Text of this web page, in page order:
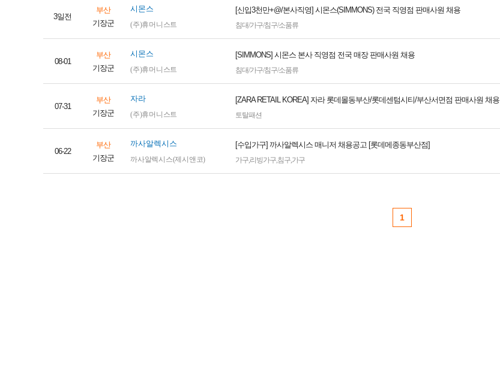
3일전
부산
기장군
시몬스
(주)휴머니스트
[신입3천만+@/본사직영] 시몬스(SIMMONS) 전국 직영점 판매사원 채용
침대/가구/침구/소품류
08-01
부산
기장군
시몬스
(주)휴머니스트
[SIMMONS] 시몬스 본사 직영점 전국 매장 판매사원 채용
침대/가구/침구/소품류
07-31
부산
기장군
자라
(주)휴머니스트
[ZARA RETAIL KOREA] 자라 롯데몰동부산/롯데센텀시티/부산서면점 판매사원 채용
토탈패션
06-22
부산
기장군
까사알렉시스
까사알렉시스(제시앤코)
[수입가구] 까사알렉시스 매니저 채용공고 [롯데메종동부산점]
가구,리빙가구,침구,가구
1